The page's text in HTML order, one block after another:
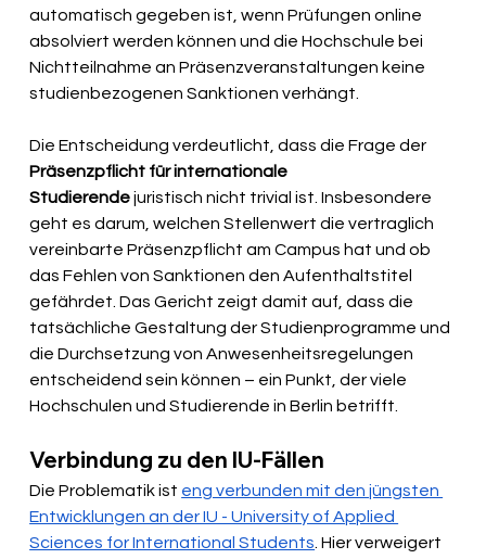
automatisch gegeben ist, wenn Prüfungen online
absolviert werden können und die Hochschule bei
Nichtteilnahme an Präsenzveranstaltungen keine
studienbezogenen Sanktionen verhängt.
Die Entscheidung verdeutlicht, dass die Frage der
Präsenzpflicht für internationale
Studierende juristisch nicht trivial ist. Insbesondere
geht es darum, welchen Stellenwert die vertraglich
vereinbarte Präsenzpflicht am Campus hat und ob
das Fehlen von Sanktionen den Aufenthaltstitel
gefährdet. Das Gericht zeigt damit auf, dass die
tatsächliche Gestaltung der Studienprogramme und
die Durchsetzung von Anwesenheitsregelungen
entscheidend sein können – ein Punkt, der viele
Hochschulen und Studierende in Berlin betrifft.
Verbindung zu den IU-Fällen
Die Problematik ist eng verbunden mit den jüngsten
Entwicklungen an der IU - University of Applied
Sciences for International Students . Hier verweigert